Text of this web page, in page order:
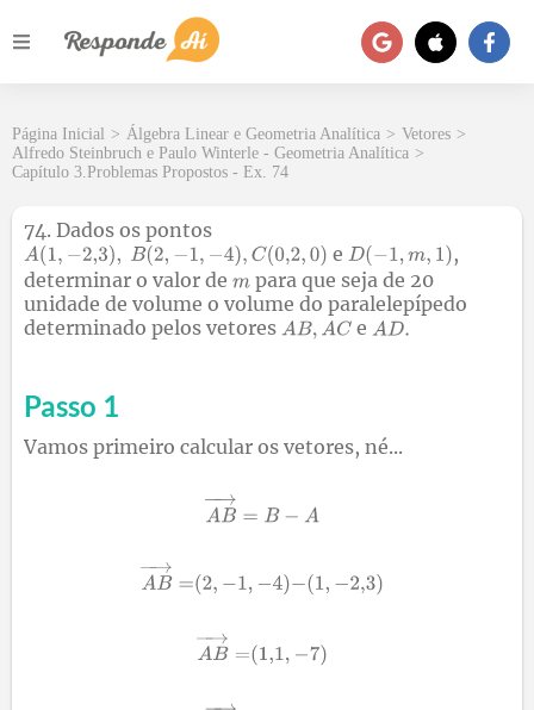
Página Inicial > Álgebra Linear e Geometria Analítica > Vetores >
Alfredo Steinbruch e Paulo Winterle - Geometria Analítica >
Capítulo 3.Problemas Propostos - Ex. 74
74. Dados os pontos
e
,
determinar o valor de
para que seja de 20
unidade de volume o volume do paralelepípedo
determinado pelos vetores
e
Passo 1
Vamos primeiro calcular os vetores, né...